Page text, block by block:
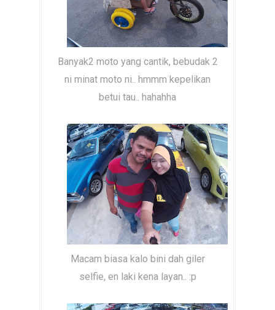
Banyak2 moto yang cantik, bebudak 2
ni minat moto ni.. hmmm kepelikan
betui tau.. hahahha
Macam biasa kalo bini dah giler
selfie, en laki kena layan.. :p